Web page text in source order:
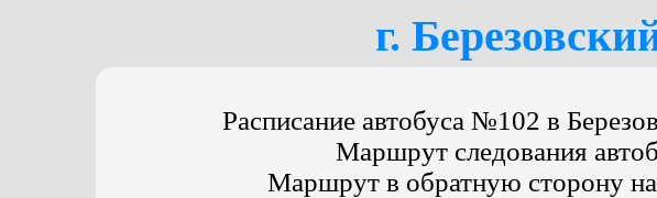
г.
Расписание автобуса №102 в
Маршрут следования
Маршрут в обратную сторону на